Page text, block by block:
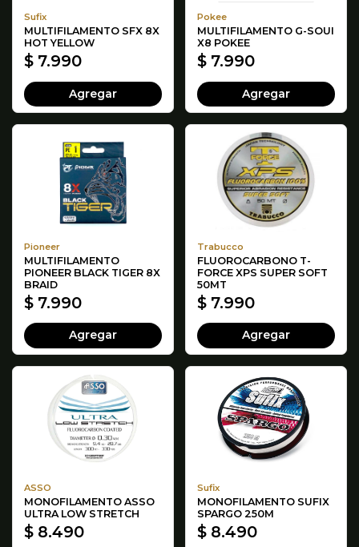
Sufix
MULTIFILAMENTO SFX 8X
HOT YELLOW
$ 7.990
Agregar
Pokee
MULTIFILAMENTO G-SOUI
X8 POKEE
$ 7.990
Agregar
Pioneer
MULTIFILAMENTO
PIONEER BLACK TIGER 8X
BRAID
$ 7.990
Agregar
Trabucco
FLUOROCARBONO T-
FORCE XPS SUPER SOFT
50MT
$ 7.990
Agregar
ASSO
MONOFILAMENTO ASSO
ULTRA LOW STRETCH
$ 8.490
Sufix
MONOFILAMENTO SUFIX
SPARGO 250M
$ 8.490